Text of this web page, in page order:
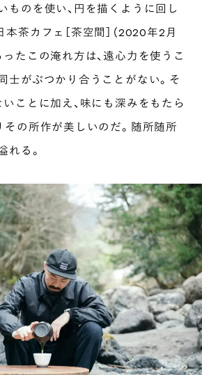
ものを使い、円を描くように回し
茶カフェ［茶空間］（2020年2月
たこの淹れ方は、遠心力を使うこ
士がぶつかり合うことがない。そ
ことに加え、味にも深みをもたら
その所作が美しいのだ。随所随所
れる。